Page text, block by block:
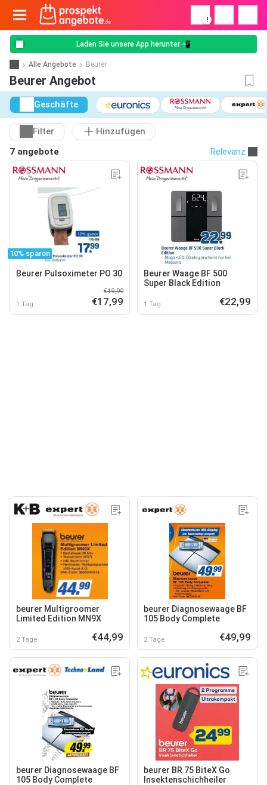
!
Laden Sie unsere App herunter 📲
Alle Angebote Beurer
Beurer Angebot
Geschäfte
Filter
Hinzufügen
7 angebote
Relevanz
10% sparen
Beurer Pulsoximeter PO 30
1 Tag
€19,99
€17,99
Beurer Waage BF 500
Super Black Edition
1 Tag €22,99
beurer Multigroomer
Limited Edition MN9X
2 Tage €44,99
beurer Diagnosewaage BF
105 Body Complete
2 Tage €49,99
beurer Diagnosewaage BF
105 Body Complete
beurer BR 75 BiteX Go
Insektenschichheiler